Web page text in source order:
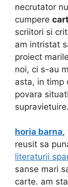
necrutator
cumpere
scriitori si
am intristat
proiect marile
noi, ci s-au
asta, in timp
povara
supravietuire.
horia barna,
reusit sa
literaturii
sanse mari
carte. am